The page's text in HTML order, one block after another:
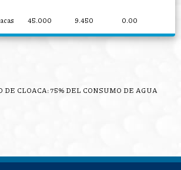
45.000 9.450 0.00
DE CLOACA: 75% DEL CONSUMO DE AGUA